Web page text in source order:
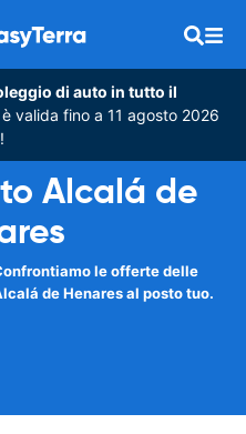
di auto in tutto il
valida fino a 11 agosto 2026
Alcalá de
le offerte delle
de Henares al posto tuo.